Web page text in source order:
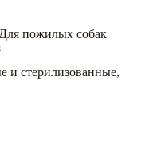
Для пожилых собак
и стерилизованные,